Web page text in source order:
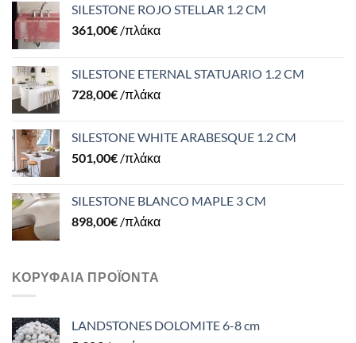
SILESTONE ROJO STELLAR 1.2 CM
361,00€ /πλάκα
SILESTONE ETERNAL STATUARIO 1.2 CM
728,00€ /πλάκα
SILESTONE WHITE ARABESQUE 1.2 CM
501,00€ /πλάκα
SILESTONE BLANCO MAPLE 3 CM
898,00€ /πλάκα
ΚΟΡΥΦΑΊΑ ΠΡΟΪΌΝΤΑ
LANDSTONES DOLOMITE 6-8 cm